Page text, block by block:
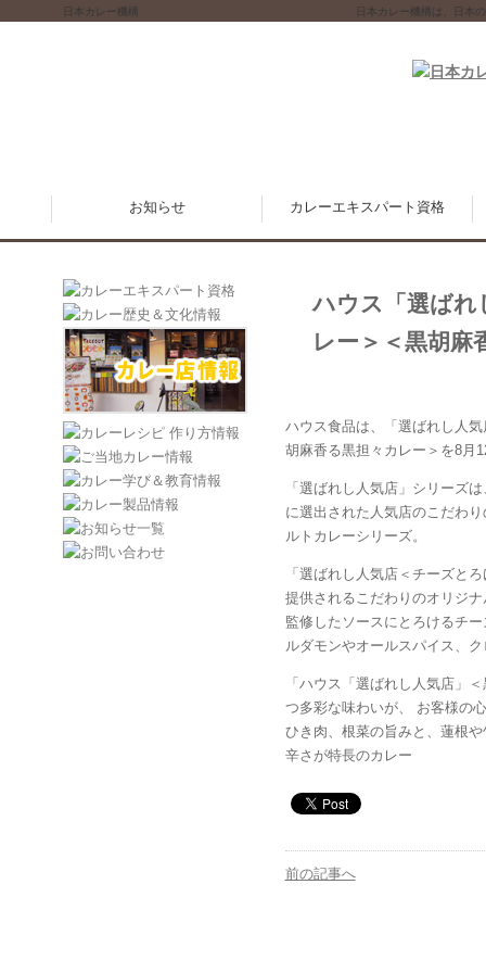
日本カレー機構 日本カレー機構は、日本
お知らせ カレーエキスパート資格
ハウス「選ばれ
レー＞＜黒胡麻
ハウス食品は、「選ばれし人
胡麻香る黒担々カレー＞を8月
「選ばれし人気店」シリーズ
に選出された人気店のこだわ
ルトカレーシリーズ。
「選ばれし人気店＜チーズと
提供されるこだわりのオリジ
監修したソースにとろけるチ
ルダモンやオールスパイス、
「ハウス「選ばれし人気店」
つ多彩な味わいが、 お客様の
ひき肉、根菜の旨みと、蓮根
辛さが特長のカレー
前の記事へ